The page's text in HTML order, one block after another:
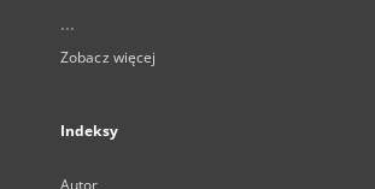
...
Zobacz więcej
Indeksy
Autor